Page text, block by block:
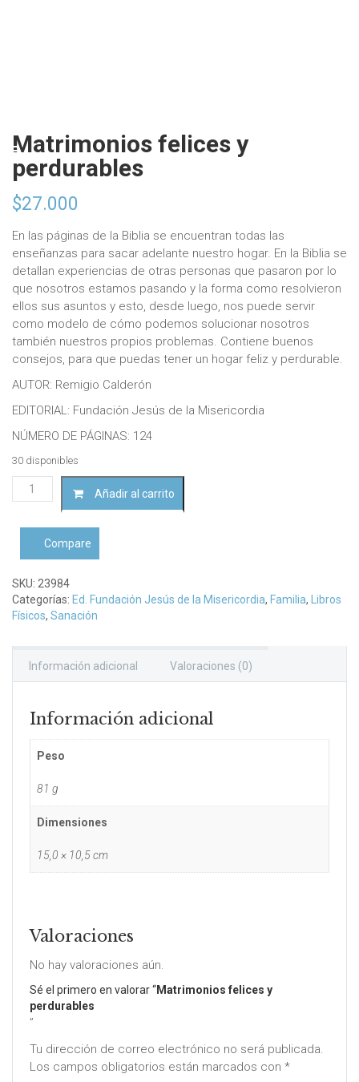
Matrimonios felices y
perdurables
$27.000
En las páginas de la Biblia se encuentran todas las
enseñanzas para sacar adelante nuestro hogar. En la Biblia se
detallan experiencias de otras personas que pasaron por lo
que nosotros estamos pasando y la forma como resolvieron
ellos sus asuntos y esto, desde luego, nos puede servir
como modelo de cómo podemos solucionar nosotros
también nuestros propios problemas. Contiene buenos
consejos, para que puedas tener un hogar feliz y perdurable.
AUTOR: Remigio Calderón
EDITORIAL: Fundación Jesús de la Misericordia
NÚMERO DE PÁGINAS: 124
30 disponibles
Matrimonios
felices
perdurables
cantidad
Añadir al carrito
Compare
SKU: 23984
Categorías: Ed. Fundación Jesús de la Misericordia, Familia,
Libros
Físicos, Sanación
Información adicional Valoraciones (0)
Información adicional
Peso
81 g
Dimensiones
15,0 × 10,5 cm
Valoraciones
No hay valoraciones aún.
Sé el primero en valorar “Matrimonios felices y
perdurables
”
Tu dirección de correo electrónico no será publicada.
Los campos obligatorios están marcados con *